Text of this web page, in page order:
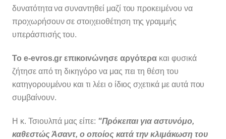
δυνατότητα να συναντηθεί μαζί του προκειμένου να
προχωρήσουν σε στοιχειοθέτηση της γραμμής
υπεράσπισής του.
Το e-evros.gr επικοινώνησε αργότερα και φυσικά
ζήτησε από τη δικηγόρο να μας πει τη θέση του
κατηγορουμένου και τι λέει ο ίδιος σχετικά με αυτά που
συμβαίνουν.
Η κ. Τσιουλπά μας είπε: "Πρόκειται για αστυνόμο,
καθεστώς Άσαντ, ο οποίος κατά την κλιμάκωση του